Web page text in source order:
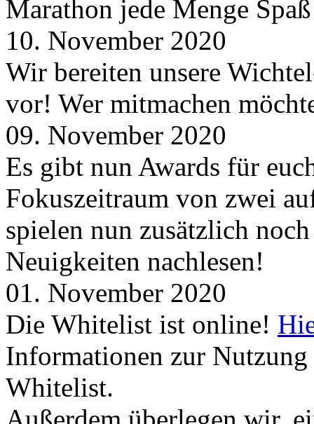
Marathon jede Menge
10. November 2020
Wir bereiten unsere
vor! Wer mitmachen
09. November 2020
Es gibt nun Awards für
Fokuszeitraum von zwei
spielen nun zusätzlich
Neuigkeiten nachlesen!
01. November 2020
Die Whitelist ist online!
Informationen zur
Whitelist.